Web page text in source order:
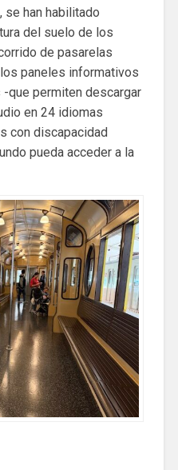
se han habilitado
del suelo de los
de pasarelas
paneles informativos
que permiten descargar
en 24 idiomas
con discapacidad
pueda acceder a la